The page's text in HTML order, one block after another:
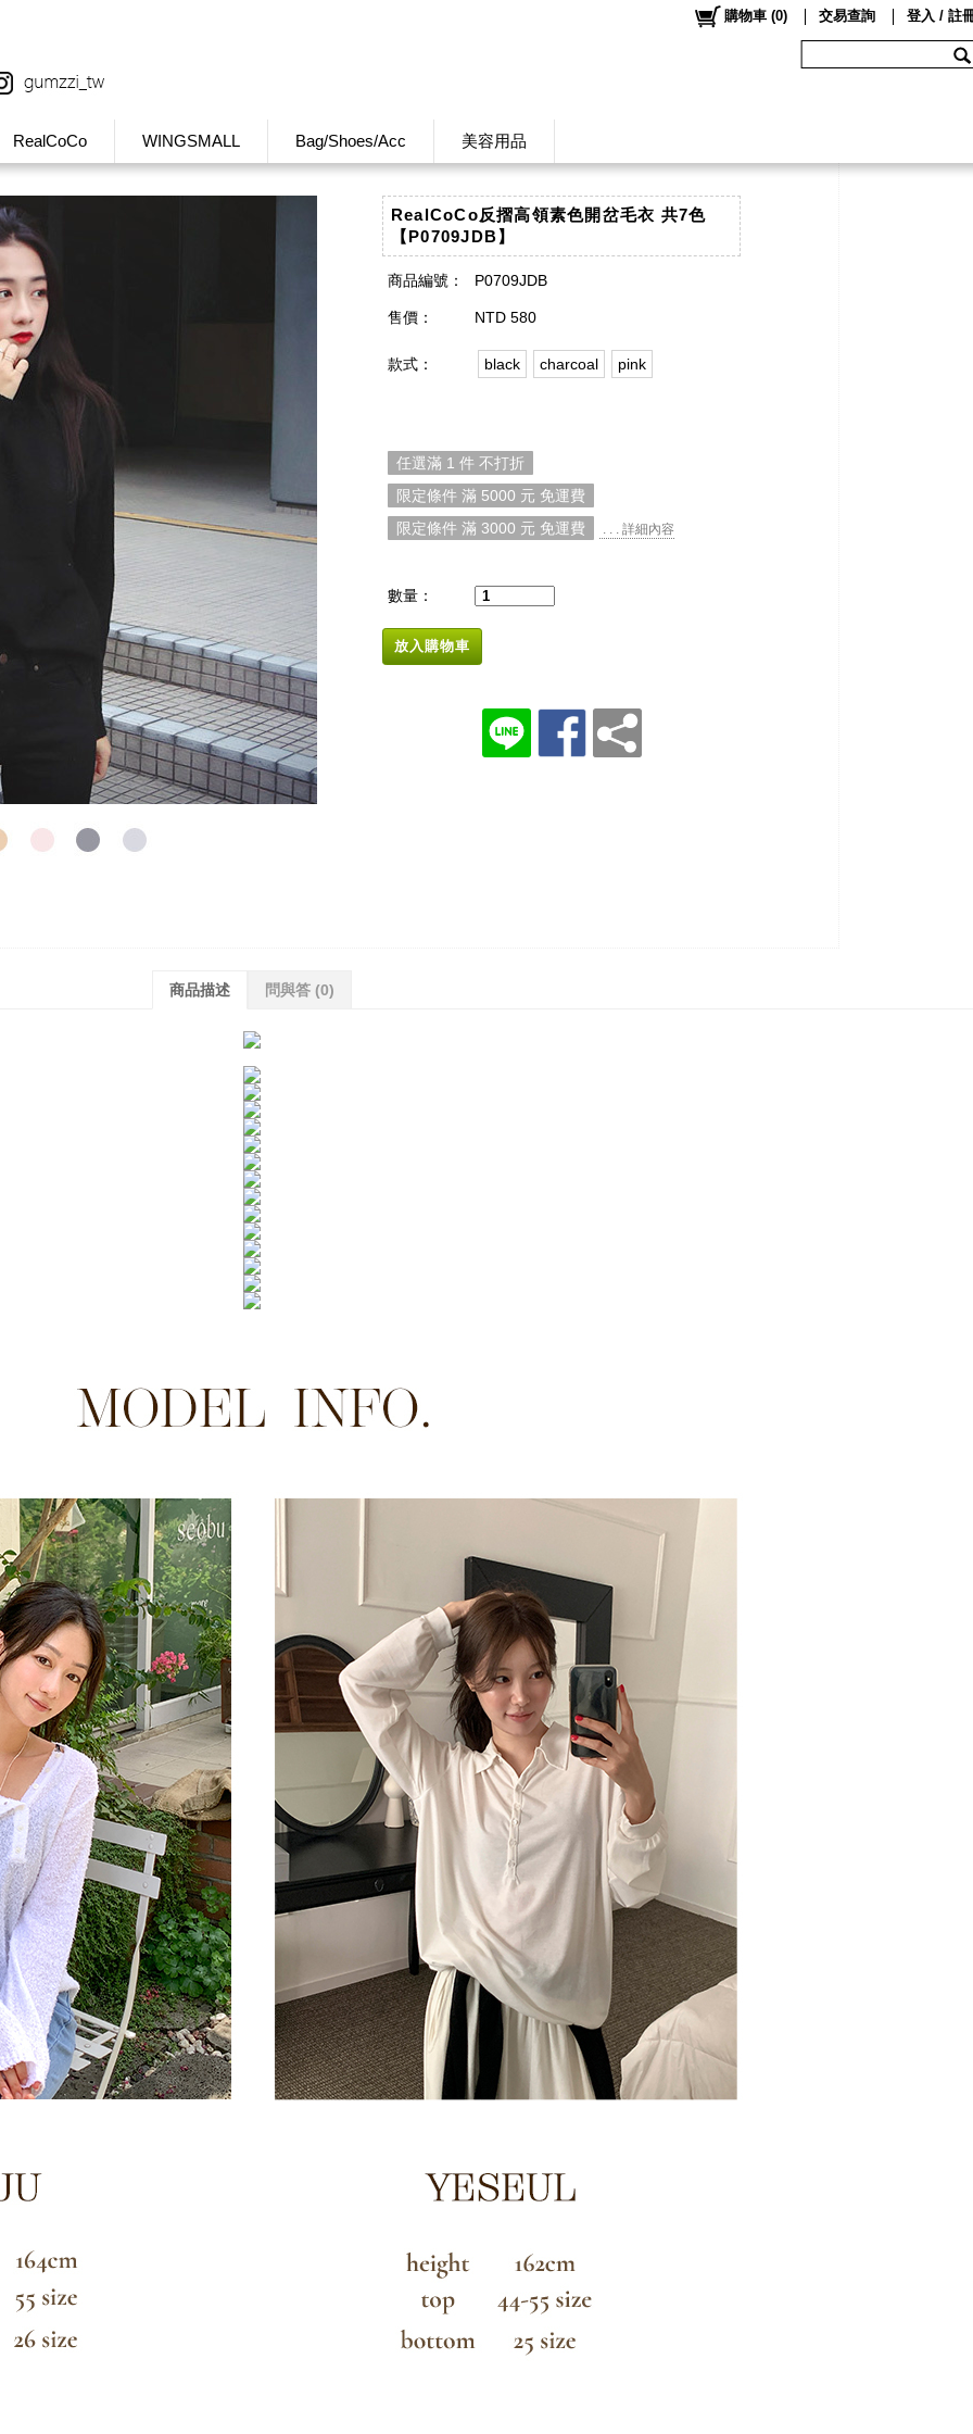
RealCoCo WINGSMALL Bag/Shoes/Acc 美容用品
購物車 (0) 交易查詢 登入 / 註
RealCoCo反摺高領素色開岔毛衣 共7色
【P0709JDB】
商品編號： P0709JDB
售價： NTD 580
款式： black charcoal pink
任選滿 1 件 不打折
限定條件 滿 5000 元 免運費
限定條件 滿 3000 元 免運費
. . . 詳細內容
數量：
放入購物車
商品描述 問與答 (0)